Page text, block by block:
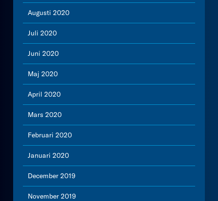
Augusti 2020
Juli 2020
Juni 2020
Maj 2020
April 2020
Mars 2020
Februari 2020
Januari 2020
December 2019
November 2019